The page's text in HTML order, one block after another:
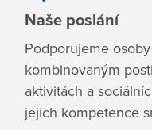
Naše poslání
Podporujeme
kombinovaným
aktivitách a
jejich kompetence